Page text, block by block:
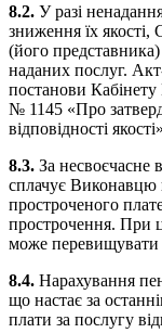
8.2. У разі
зниження їх
(його представника)
наданих послуг.
постанови Кабінету
№ 1145 «Про
відповідності
8.3. За несвоєчасне
сплачує Виконавцю
простроченого
прострочення. При
може перевищувати
8.4. Нарахування
що настає за
плати за послугу